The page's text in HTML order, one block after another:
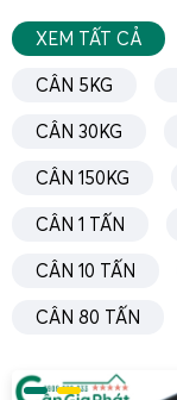
XEM TẤT CẢ
CÂN 5KG
CÂN 30KG
CÂN 150KG
CÂN 1 TẤN
CÂN 10 TẤN
CÂN 80 TẤN